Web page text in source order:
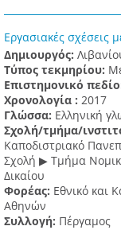
Εργασιακές σχέσεις
Δημιουργός:
Τύπος τεκμηρίου:
Επιστημονικό
Χρονολογία : 2017
Γλώσσα: Ελληνική
Σχολή/τμήμα/
Καποδιστριακό
Σχολή ▶ Τμήμα
Δικαίου
Φορέας: Εθνικό και
Αθηνών
Συλλογή: Πέργαμος